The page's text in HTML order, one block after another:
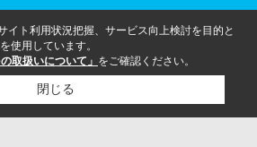
イト利用状況把握、サービス向上検討を目的と
使用しています。
取扱いについて」 をご確認ください。
閉じる